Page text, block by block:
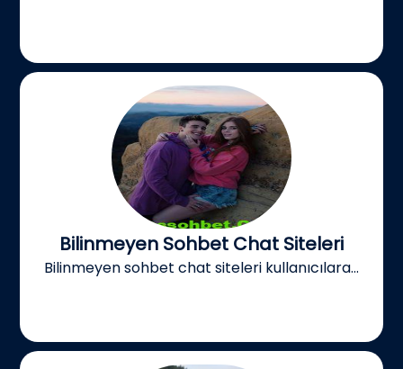
Bilinmeyen Sohbet Chat Siteleri
Bilinmeyen sohbet chat siteleri kullanıcılara...